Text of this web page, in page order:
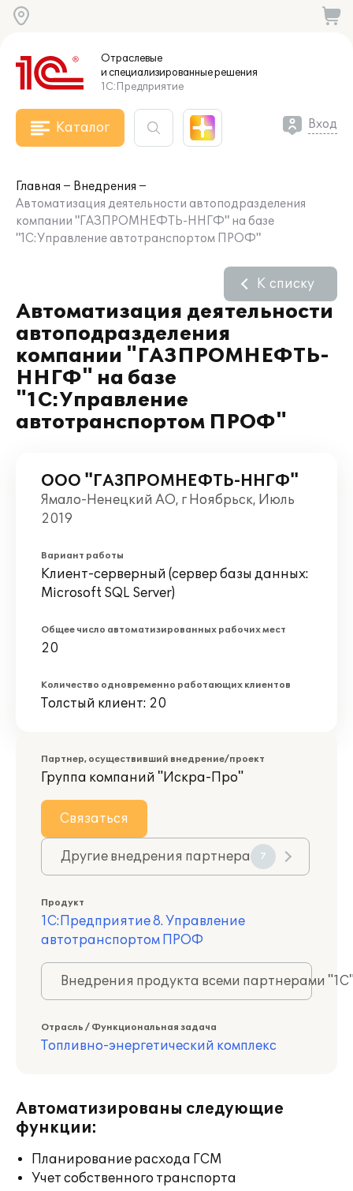
Отраслевые
и специализированныерешения
1С:Предприятие
Каталог Вход
Главная
Внедрения
Автоматизация деятельности автоподразделения
компании "ГАЗПРОМНЕФТЬ-ННГФ" на базе
"1С:Управление автотранспортом ПРОФ"
Автоматизация деятельности
автоподразделения
компании "ГАЗПРОМНЕФТЬ-
ННГФ" на базе
"1С:Управление
автотранспортом ПРОФ"
К списку
ООО "ГАЗПРОМНЕФТЬ-ННГФ"
Ямало-Ненецкий АО, г Ноябрьск, Июль
2019
Вариант работы
Клиент-серверный (сервер базы данных:
Microsoft SQL Server)
Общее число автоматизированных рабочих мест
20
Количество одновременно работающих клиентов
Толстый клиент: 20
Партнер, осуществивший внедрение/проект
Группа компаний "Искра-Про"
Связаться
Другие внедрения партнера 7
Продукт
1С:Предприятие 8. Управление
автотранспортом ПРОФ
Внедрения продукта всеми партнерами
Отрасль / Функциональная задача
Топливно-энергетический комплекс
Автоматизированы следующие
функции:
Планирование расхода ГСМ
Учет собственного транспорта